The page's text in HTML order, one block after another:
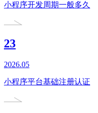
小程序开发周期一般多久
23
2026.05
小程序平台基础注册认证